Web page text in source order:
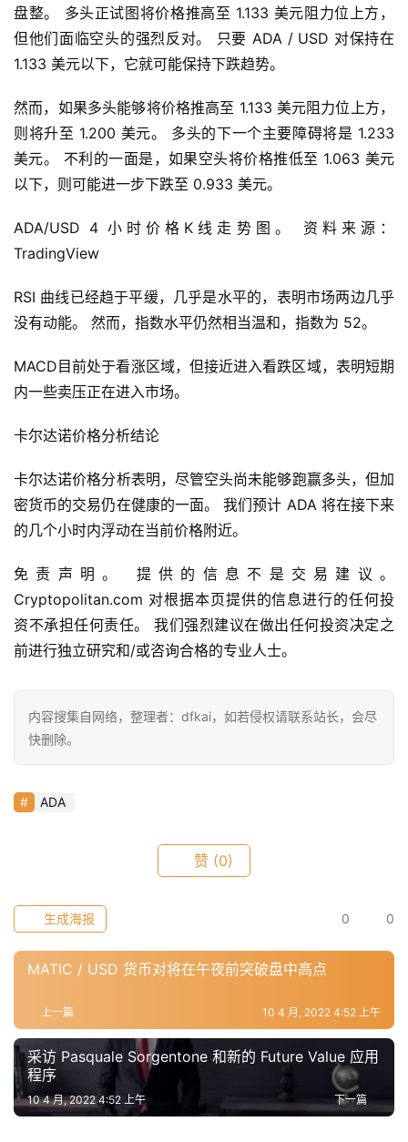
首
快
信
仰
h
r
9
9
数
常
工
具
推
盘整。 多头正试图将价格推高至 1.133 美元阻力位上方，
但他们面临空头的强烈反对。 只要 ADA / USD 对保持在
1.133 美元以下，它就可能保持下跌趋势。
然而，如果多头能够将价格推高至 1.133 美元阻力位上方，
则将升至 1.200 美元。 多头的下一个主要障碍将是 1.233
美元。 不利的一面是，如果空头将价格推低至 1.063 美元
以下，则可能进一步下跌至 0.933 美元。
ADA/USD 4 小时价格K线走势图。 资料来源：
TradingView
RSI 曲线已经趋于平缓，几乎是水平的，表明市场两边几乎
没有动能。 然而，指数水平仍然相当温和，指数为 52。
MACD目前处于看涨区域，但接近进入看跌区域，表明短期
内一些卖压正在进入市场。
卡尔达诺价格分析结论
卡尔达诺价格分析表明，尽管空头尚未能够跑赢多头，但加
密货币的交易仍在健康的一面。 我们预计 ADA 将在接下来
的几个小时内浮动在当前价格附近。
免责声明。 提供的信息不是交易建议。
Cryptopolitan.com 对根据本页提供的信息进行的任何投
资不承担任何责任。 我们强烈建议在做出任何投资决定之
前进行独立研究和/或咨询合格的专业人士。
内容搜集自网络，整理者：dfkai，如若侵权请联系站长，会尽
快删除。
ADA
赞 (0)
0 0
生成海报
MATIC / USD 货币对将在午夜前突破盘中高点
上一篇 10 4 月, 2022 4:52 上午
采访 Pasquale Sorgentone 和新的 Future Value 应用
程序
下一篇
10 4 月, 2022 4:52 上午